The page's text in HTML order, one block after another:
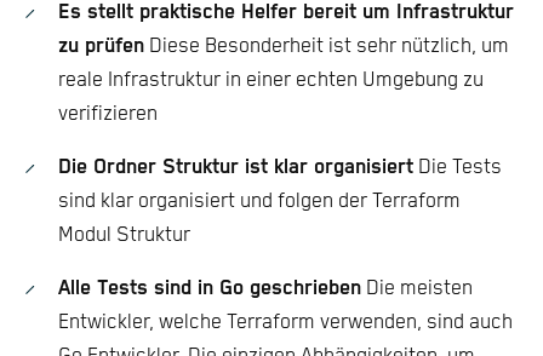
Es stellt praktische Helfer bereit um Infrastruktur
zu prüfen Diese Besonderheit ist sehr nützlich, um
reale Infrastruktur in einer echten Umgebung zu
verifizieren
Die Ordner Struktur ist klar organisiert Die Tests
sind klar organisiert und folgen der Terraform
Modul Struktur
Alle Tests sind in Go geschrieben Die meisten
Entwickler, welche Terraform verwenden, sind auch